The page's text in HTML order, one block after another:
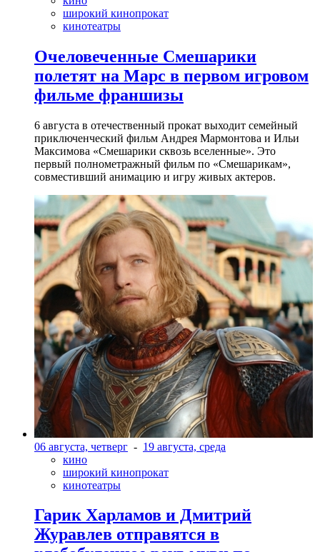
широкий кинопрокат
кинотеатры
Очеловеченные Смешарики
полетят на Марс в первом игровом
фильме франшизы
6 августа в отечественный прокат выходит семейный
приключенческий фильм Андрея Мармонтова и Ильи
Максимова «Смешарики сквозь вселенные». Это
первый полнометражный фильм по «Смешарикам»,
совместивший анимацию и игру живых актеров.
06 августа, четверг - 19 августа, среда
кино
широкий кинопрокат
кинотеатры
Гарик Харламов и Дмитрий
Журавлев отправятся в